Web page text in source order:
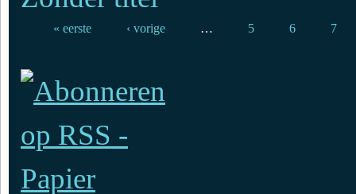
Pagina's« eerste ‹ vorige … 5 6 7